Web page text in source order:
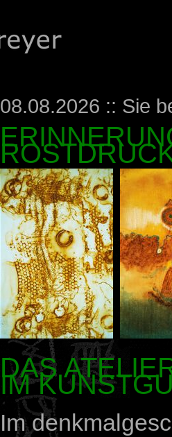
08.08.2026 :: Sie
DAS
IM
Im